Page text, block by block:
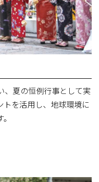
、夏の恒例行事として実
を活用し、地球環境に